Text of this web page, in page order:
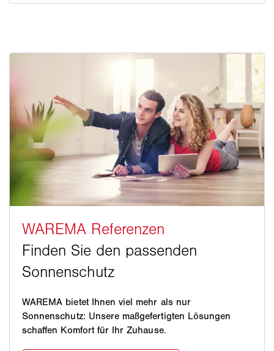
WAREMA bietet Ihnen viel mehr als nur
Sonnenschutz: Unsere maßgefertigten Lösungen
schaffen Komfort für Ihr Zuhause.